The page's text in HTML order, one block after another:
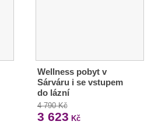
Wellness pobyt v
Sárváru i se vstupem
do lázní
4 790 Kč
3 623 Kč